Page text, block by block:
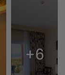
+6